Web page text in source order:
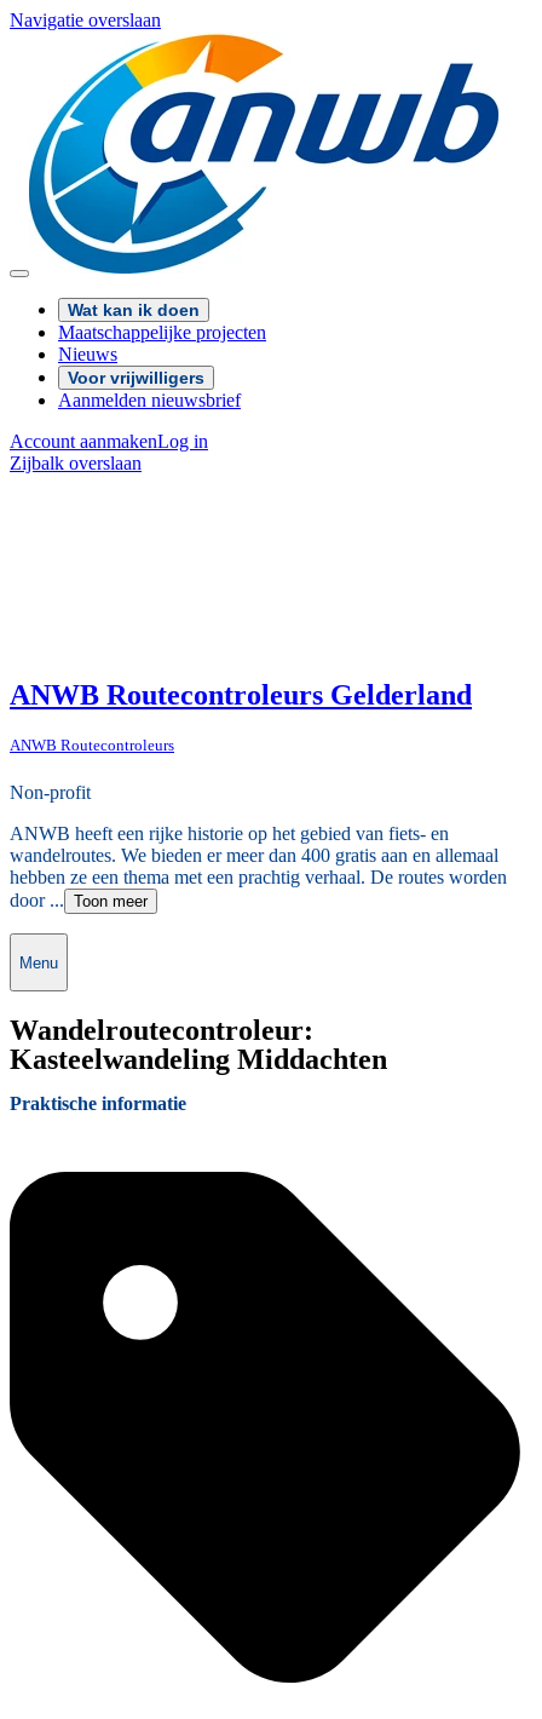
Navigatie overslaan
Wat kan ik doen
Maatschappelijke projecten
Nieuws
Voor vrijwilligers
Aanmelden nieuwsbrief
Account aanmakenLog in
Zijbalk overslaan
ANWB Routecontroleurs Gelderland
ANWB Routecontroleurs
Non-profit
ANWB heeft een rijke historie op het gebied van fiets- en
wandelroutes. We bieden er meer dan 400 gratis aan en allemaal
hebben ze een thema met een prachtig verhaal. De routes worden
door ... Toon meer
Menu
Wandelroutecontroleur:
Kasteelwandeling Middachten
Praktische informatie